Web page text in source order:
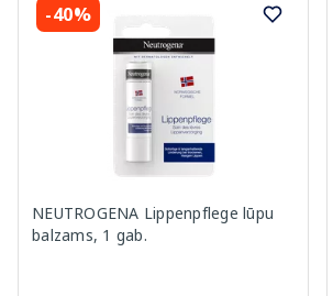
-40%
NEUTROGENA Lippenpflege lūpu
balzams, 1 gab.